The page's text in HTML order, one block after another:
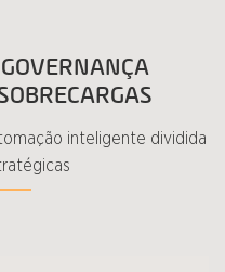
inteligente dividida